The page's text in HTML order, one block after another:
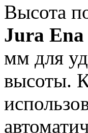
Высота
Jura Ena
мм для
высоты.